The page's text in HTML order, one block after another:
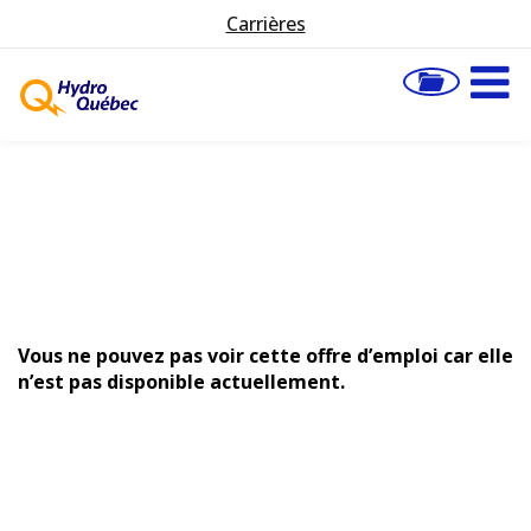
Carrières
Vous ne pouvez pas voir cette offre d’emploi car elle
n’est pas disponible actuellement.